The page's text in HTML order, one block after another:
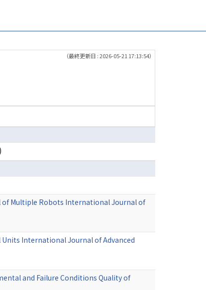
（最終更新日 : 2026-05-21 17:13:54）
Multiple Robots International Journal of
International Journal of Advanced
and Failure Conditions Quality of